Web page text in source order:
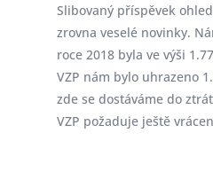
Slibovaný příspěvek
zrovna veselé novinky.
roce 2018 byla ve výši
VZP nám bylo uhrazeno
zde se dostáváme do
VZP požaduje ještě